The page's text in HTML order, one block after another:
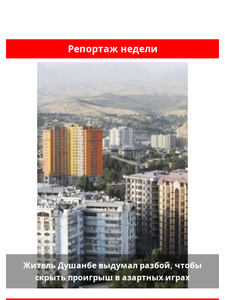
Репортаж недели
Житель Душанбе выдумал разбой, чтобы
скрыть проигрыш в азартных играх